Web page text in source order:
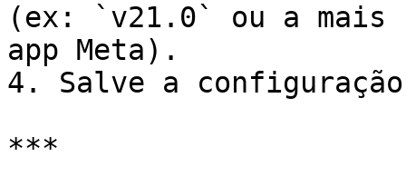
(ex: `v21.0` ou a mais
app Meta).
4. Salve a
***